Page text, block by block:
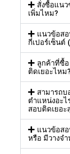
สั่งซื้อแน
เพิ่มไหม?
แนวข้อสอ
กี่เปอร์เซ็นต์
ลูกค้าที่ซื้
ติดเยอะไหม?
สามารถ
ตำแหน่งอะ
สอบติดเยอะ
แนวข้อส
หรือ มีวางจ